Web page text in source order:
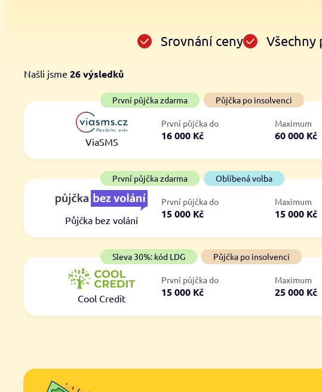
Srovnání ceny Všechny
Od
Do
První půjčka zdarma
ano
Našli jsme 26výsledků
První půjčka zdarma Půjčka po insolvenci
ViaSMS
První půjčka do
16 000 Kč
Maximum
60 000 Kč
První půjčka zdarma Oblíbená volba
Půjčka bez volání
První půjčka do
15 000 Kč
Maximum
15 000 Kč
Sleva 30%: kód LDG Půjčka po insolvenci
Cool Credit
První půjčka do
15 000 Kč
Maximum
25 000 Kč